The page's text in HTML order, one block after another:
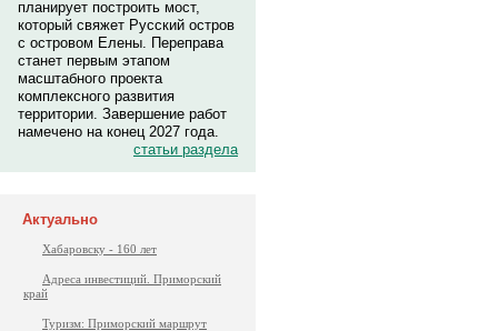
планирует построить мост,
который свяжет Русский остров
с островом Елены. Переправа
станет первым этапом
масштабного проекта
комплексного развития
территории. Завершение работ
намечено на конец 2027 года.
статьи раздела
Актуально
Хабаровску - 160 лет
Адреса инвестиций. Приморский
край
Туризм: Приморский маршрут